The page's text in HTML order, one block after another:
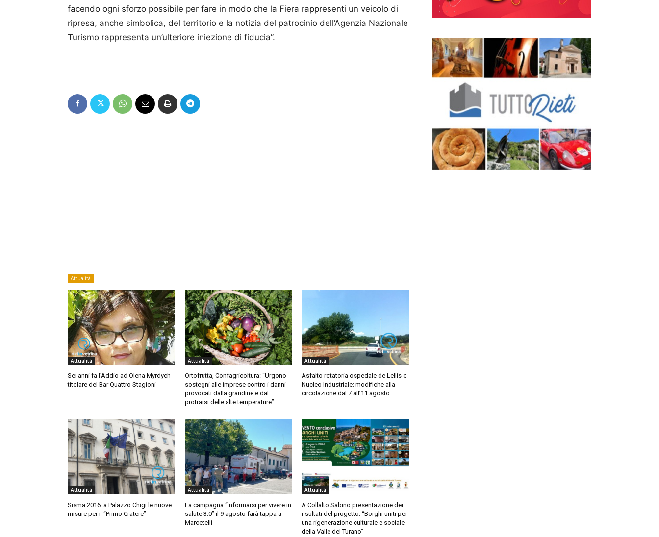
facendo ogni sforzo possibile per fare in modo che la Fiera rappresenti un veicolo di
ripresa, anche simbolica, del territorio e la notizia del patrocinio dell’Agenzia Nazionale
Turismo rappresenta un’ulteriore iniezione di fiducia”.
Attualità
Attualità
Sei anni fa l’Addio ad Olena Myrdych
titolare del Bar Quattro Stagioni
Attualità
Ortofrutta, Confagricoltura: “Urgono
sostegni alle imprese contro i danni
provocati dalla grandine e dal
protrarsi delle alte temperature”
Attualità
Asfalto rotatoria ospedale de Lellis e
Nucleo Industriale: modifiche alla
circolazione dal 7 all’11 agosto
Attualità
Sisma 2016, a Palazzo Chigi le nuove
misure per il “Primo Cratere”
Attualità
La campagna “Informarsi per vivere in
salute 3.0” il 9 agosto farà tappa a
Marcetelli
Attualità
A Collalto Sabino presentazione dei
risultati del progetto: “Borghi uniti per
una rigenerazione culturale e sociale
della Valle del Turano”